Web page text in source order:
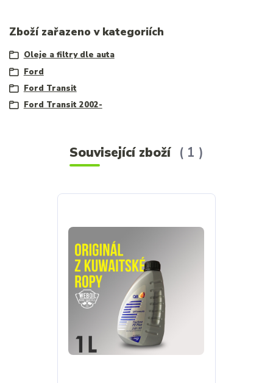
Zboží zařazeno v kategoriích
Oleje a filtry dle auta
Ford
Ford Transit
Ford Transit 2002-
Související zboží 1